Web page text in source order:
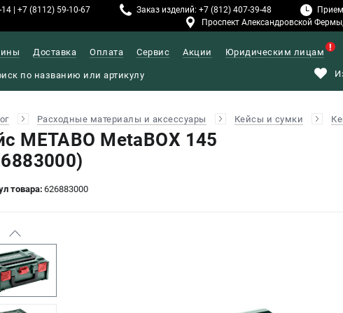
| +7 (8112) 59-10-67 Заказ изделий: +7 (812) 407-39-48
Проспект Александровской
Доставка Оплата Сервис Акции Юридическим лицам
Расходные материалы и аксессуары Кейсы и сумки
METABO MetaBOX 145
товара: 626883000